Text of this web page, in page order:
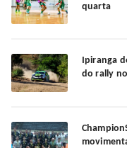
quarta
Ipiranga
do rally